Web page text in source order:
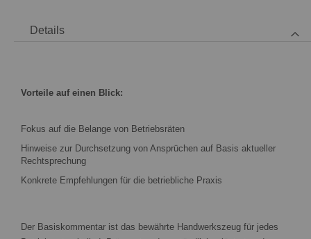
Details
Vorteile auf einen Blick:
Fokus auf die Belange von Betriebsräten
Hinweise zur Durchsetzung von Ansprüchen auf Basis aktueller
Rechtsprechung
Konkrete Empfehlungen für die betriebliche Praxis
Der Basiskommentar ist das bewährte Handwerkszeug für jedes